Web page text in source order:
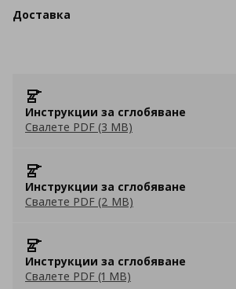
Доставка
Инструкции за сглобяване
Свалете PDF (3 MB)
Инструкции за сглобяване
Свалете PDF (2 MB)
Инструкции за сглобяване
Свалете PDF (1 MB)